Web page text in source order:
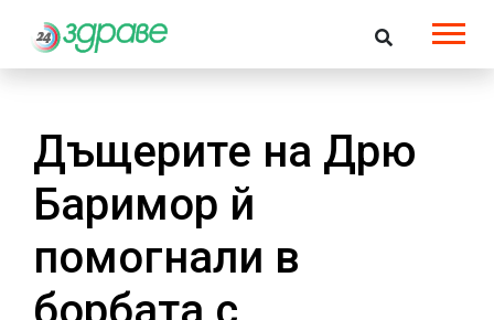
Дъщерите на Дрю
Баримор й
помогнали в